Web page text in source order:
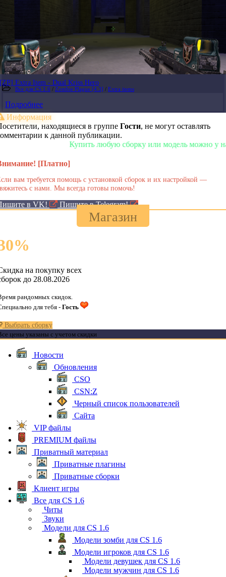
[ZP] Extra Item - Dual Kriss Hero
Все для CS 1.6 / Zombie Plague [4.3] / Extra items
Подробнее
Информация
находящиеся в группе Гости, не могут оставлять
к данной публикации.
Купить любую сборку или модель можно у нас в
[Платно]
вам требуется помощь с установкой сборок и их настройкой —
с нами. Мы всегда готовы помочь!
в VK! Пишите в Telegram!
Магазин
%
на покупку всех
до 28.08.2026
рандомных скидок.
для тебя - Гость
Выбрать сборку
цены указаны с учетом скидки
Новости
Обновления
CSO
CSN:Z
Черный список пользователей
Сайта
VIP файлы
PREMIUM файлы
Приватный материал
Приватные плагины
Приватные сборки
Клиент игры
Все для CS 1.6
Читы
Звуки
Модели для CS 1.6
Модели зомби для CS 1.6
Модели игроков для CS 1.6
Модели девушек для CS 1.6
Модели мужчин для CS 1.6